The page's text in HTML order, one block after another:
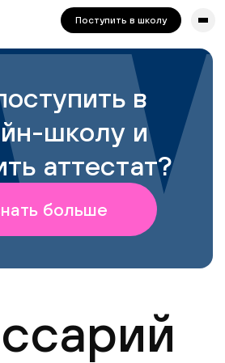
работы попробуйте отключить VPN.
Поступить в школу
в
школу и
аттестат?
больше